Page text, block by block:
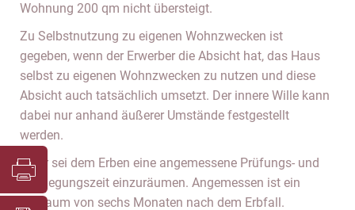
Wohnung 200 qm nicht übersteigt.
Zu Selbstnutzung zu eigenen Wohnzwecken ist
gegeben, wenn der Erwerber die Absicht hat, das Haus
selbst zu eigenen Wohnzwecken zu nutzen und diese
Absicht auch tatsächlich umsetzt. Der innere Wille kann
dabei nur anhand äußerer Umstände festgestellt
werden.
Zwar sei dem Erben eine angemessene Prüfungs- und
Überlegungszeit einzuräumen. Angemessen ist ein
Zeitraum von sechs Monaten nach dem Erbfall.